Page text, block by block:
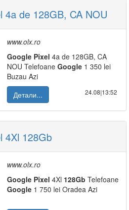
4a de 128GB, CA NOU
www.olx.ro
Google Pixel 4a de 128GB, CA
NOU Telefoane Google 1 350 lei
Buzau Azi
Детали...
24.08|13:52
4Xl 128Gb
www.olx.ro
Google Pixel 4Xl 128Gb Telefoane
Google 1 750 lei Oradea Azi